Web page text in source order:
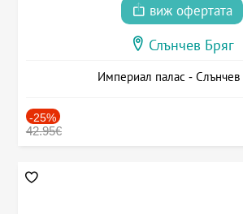
виж офертата
Слънчев Бряг
Империал палас - Слънчев
-25%
42.95€